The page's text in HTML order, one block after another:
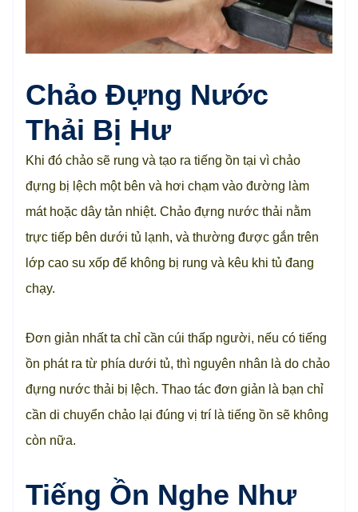
Chảo Đựng Nước
Thải Bị Hư
Khi đó chảo sẽ rung và tạo ra tiếng ồn tại vì chảo
đựng bị lệch một bên và hơi chạm vào đường làm
mát hoặc dây tản nhiệt. Chảo đựng nước thải nằm
trực tiếp bên dưới tủ lạnh, và thường được gắn trên
lớp cao su xốp để không bị rung và kêu khi tủ đang
chạy.
Đơn giản nhất ta chỉ cần cúi thấp người, nếu có tiếng
ồn phát ra từ phía dưới tủ, thì nguyên nhân là do chảo
đựng nước thải bị lệch. Thao tác đơn giản là bạn chỉ
cần di chuyển chảo lại đúng vị trí là tiếng ồn sẽ không
còn nữa.
Tiếng Ồn Nghe Như